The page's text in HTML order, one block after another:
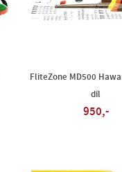
FliteZone MD500
díl
950,-